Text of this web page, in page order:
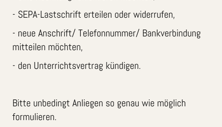
- SEPA-Lastschrift erteilen oder widerrufen,
- neue Anschrift/ Telefonnummer/ Bankverbindung
mitteilen möchten,
- den Unterrichtsvertrag kündigen.
Bitte unbedingt Anliegen so genau wie möglich
formulieren.